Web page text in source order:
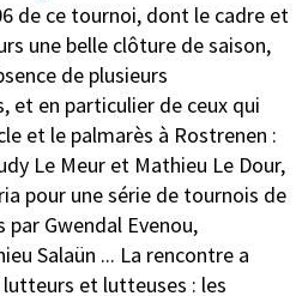
de ce tournoi, dont le cadre et
une belle clôture de saison,
de plusieurs
et en particulier de ceux qui
et le palmarès à Rostrenen :
Le Meur et Mathieu Le Dour,
pour une série de tournois de
par Gwendal Evenou,
Salaün ... La rencontre a
et lutteuses : les